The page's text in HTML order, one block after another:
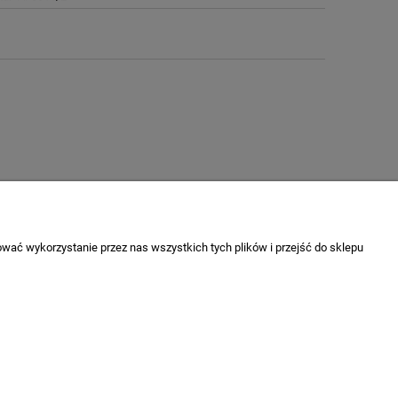
wykorzystanie przez nas wszystkich tych plików i przejść do sklepu